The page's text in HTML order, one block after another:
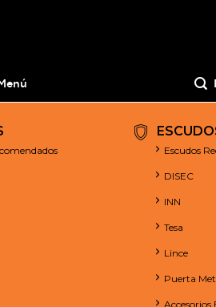
Escudos
DISEC
INN
Tesa
Lince
Puerta
Accesorios